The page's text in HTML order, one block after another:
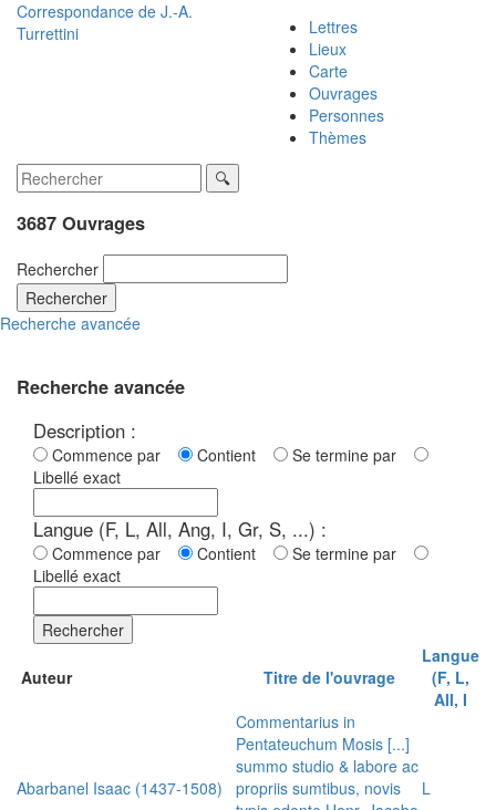
Correspondance de J.-A.
Turrettini
Lettres
Lieux
Carte
Ouvrages
Personnes
Thèmes
3687 Ouvrages
Rechercher
Rechercher
Recherche avancée
Recherche avancée
Description :
Commence par Contient
Se termine par
Libellé exact
Langue (F, L, All, Ang, I, Gr, S, ...) :
Commence par Contient
Se termine par
Libellé exact
Rechercher
Auteur Titre de l'ouvrage
Langue
(F, L,
All, I
Abarbanel Isaac (1437-1508)
Commentarius in
Pentateuchum Mosis [...]
summo studio & labore ac
propriis sumtibus, novis
L